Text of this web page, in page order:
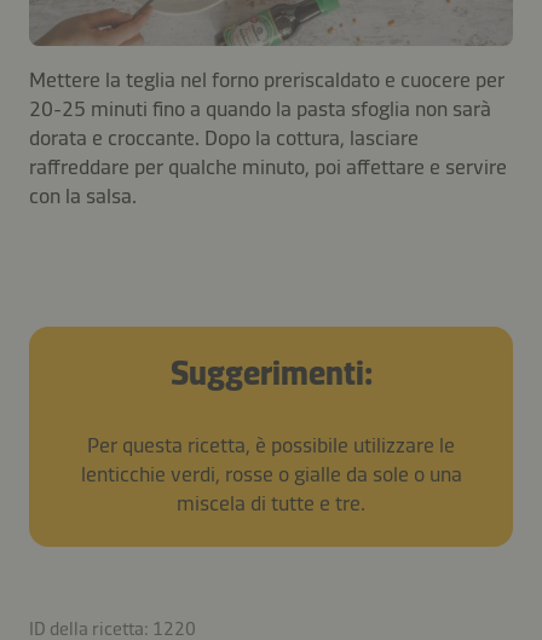
Mettere la teglia nel forno preriscaldato e cuocere per
20-25 minuti fino a quando la pasta sfoglia non sarà
dorata e croccante. Dopo la cottura, lasciare
raffreddare per qualche minuto, poi affettare e servire
con la salsa.
Suggerimenti:
Per questa ricetta, è possibile utilizzare le
lenticchie verdi, rosse o gialle da sole o una
miscela di tutte e tre.
ID della ricetta: 1220